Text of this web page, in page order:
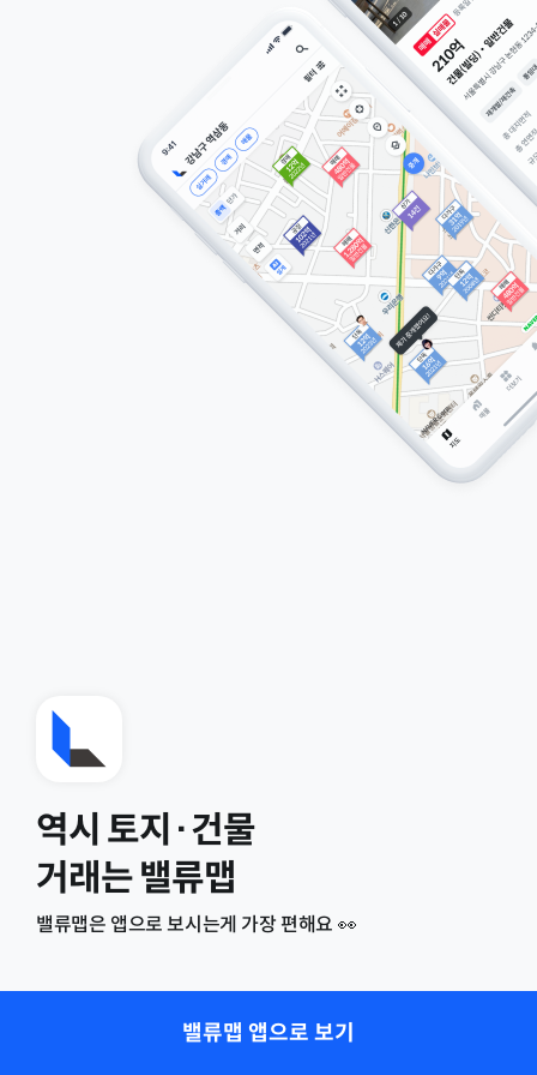
역시 토지·건물
거래는 밸류맵
밸류맵은 앱으로 보시는게 가장 편해요 👀
밸류맵 앱으로 보기